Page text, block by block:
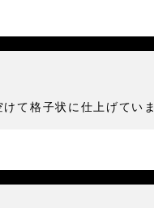
て格子状に仕上げていま